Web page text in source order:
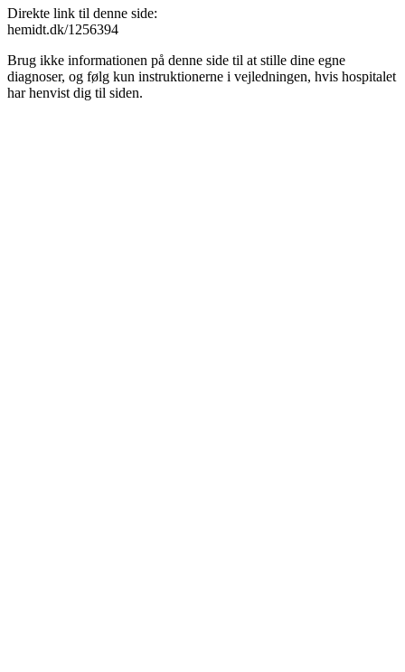
Direkte link til denne side:
hemidt.dk/1256394
Brug ikke informationen på denne side til at stille dine egne
diagnoser, og følg kun instruktionerne i vejledningen, hvis hospitalet
har henvist dig til siden.